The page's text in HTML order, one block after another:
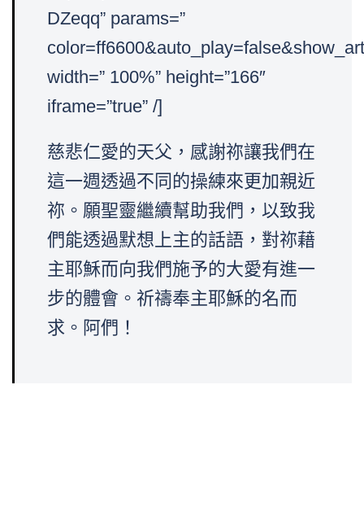
DZeqq” params=”
width=” 100%” height=”166″
iframe=”true” /]
慈悲仁愛的天父，感謝祢讓我們在
這一週透過不同的操練來更加親近
祢。願聖靈繼續幫助我們，以致我
們能透過默想上主的話語，對祢藉
主耶穌而向我們施予的大愛有進一
步的體會。祈禱奉主耶穌的名而
求。阿們！